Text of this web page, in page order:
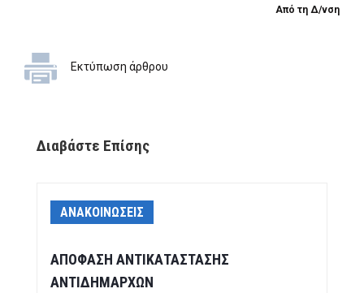
Από τη Δ/νση
Εκτύπωση άρθρου
Διαβάστε Επίσης
ΑΝΑΚΟΙΝΩΣΕΙΣ
ΑΠΟΦΑΣΗ ΑΝΤΙΚΑΤΑΣΤΑΣΗΣ
ΑΝΤΙΔΗΜΑΡΧΩΝ